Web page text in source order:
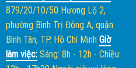
879/20/10/50 Hương Lộ 2,
phường Bình Trị Đông A, quận
Bình Tân, TP. Hồ Chí Minh Giờ
làm việc: Sáng: 8h - 12h- Chiều: